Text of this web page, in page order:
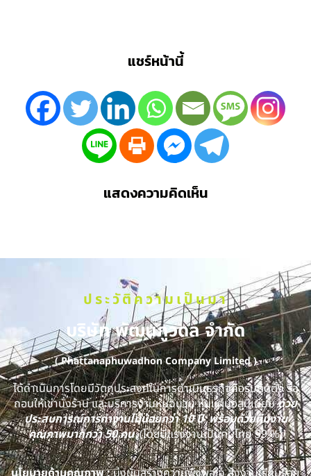
แชร์หน้านี้
แสดงความคิดเห็น
ประวัติความเป็นมา
บริษัท พัฒนภูวดล จำกัด
( Phattanaphuwadhon Company Limited )
ได้ดำเนินการโดยมีวัตถุประสงค์ในการดำเนินธุรกิจคือรับติดตั้ง รื้อ
ถอนให้เช่านั่งร้าน และบริการงานหุ้มฉนวน หุ้มแผ่นอลูมิเนียมด้วย
ประสบการณ์การทำงานไม่น้อยกว่า 10 ปี พร้อมด้วยทีมงาน
คุณภาพมากกว่า 50 คน(โดยมีแรงงานเป็นคนไทย 99 %)